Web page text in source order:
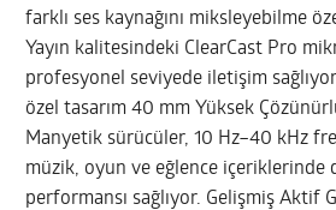
farklı ses kaynağını miksleyebilme
Yayın kalitesindeki ClearCast Pro
profesyonel seviyede iletişim
özel tasarım 40 mm Yüksek
Manyetik sürücüler, 10 Hz–40 kHz
müzik, oyun ve eğlence içeriklerinde
performansı sağlıyor. Gelişmiş Aktif